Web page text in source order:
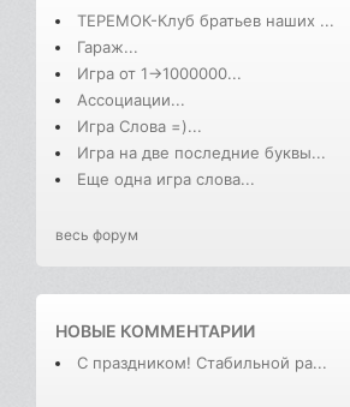
ТЕРЕМОК-Клуб братьев наших ...
Гараж...
Игра от 1->1000000...
Ассоциации...
Игра Слова =)...
Игра на две последние буквы...
Еще одна игра слова...
весь форум
НОВЫЕ КОММЕНТАРИИ
С праздником! Стабильной ра...